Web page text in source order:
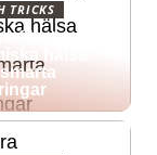
TRICKS
företagets
hälsa